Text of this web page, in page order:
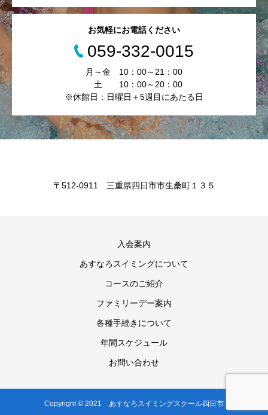
お気軽にお電話ください
059-332-0015
月～金 10：00～21：00
土 10：00～20：00
※休館日：日曜日＋5週目にあたる日
〒512-0911 三重県四日市市生桑町１３５
入会案内
あすなろスイミングについて
コースのご紹介
ファミリーデー案内
各種手続きについて
年間スケジュール
お問い合わせ
Copyright © 2021 あすなろスイミングスクール四日市